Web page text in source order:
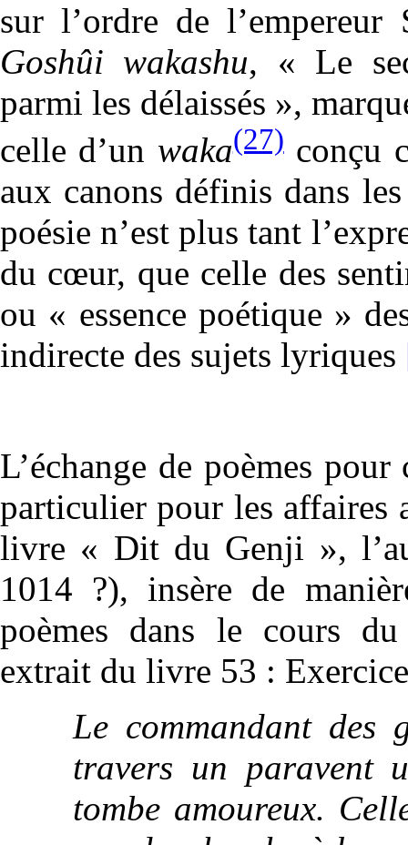
sur l’ordre de l’empereur
Goshûi wakashu, « Le
parmi les délaissés »,
celle d’un waka(27)conçu
aux canons définis dans
poésie n’est plus tant
du cœur, que celle des
ou « essence poétique »
indirecte des sujets lyriques
L’échange de poèmes
particulier pour les affaires
livre « Dit du Genji »,
1014 ?), insère de
poèmes dans le cours
extrait du livre 53 :
Le commandant des
travers un paravent
tombe amoureux.